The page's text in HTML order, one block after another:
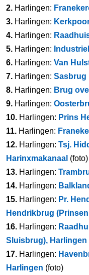
2. Harlingen:
3. Harlingen:
4. Harlingen:
5. Harlingen:
6. Harlingen: Van
7. Harlingen: Sasbrug
8. Harlingen: Brug
9. Harlingen:
10. Harlingen: Prins
11. Harlingen:
12. Harlingen: Tsj.
Harinxmakanaal (foto)
13. Harlingen:
14. Harlingen:
15. Harlingen: Pr.
Hendrikbrug
16. Harlingen:
Sluisbrug), Harlingen
17. Harlingen:
Harlingen (foto)